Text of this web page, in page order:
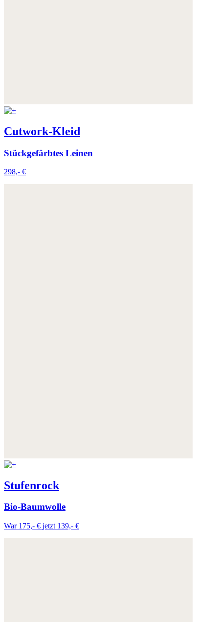
Cutwork-Kleid
Stückgefärbtes Leinen
298,- €
Stufenrock
Bio-Baumwolle
War 175,- € jetzt 139,- €